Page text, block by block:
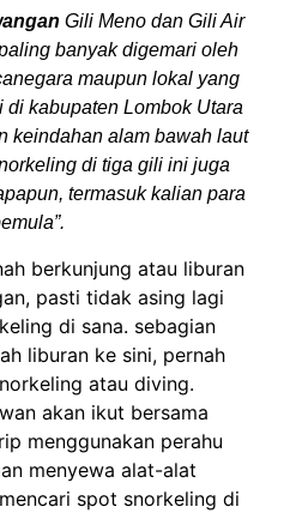
Gili Meno dan Gili Air
banyak digemari oleh
maupun lokal yang
kabupaten Lombok Utara
keindahan alam bawah laut
di tiga gili ini juga
termasuk kalian para
berkunjung atau liburan
pasti tidak asing lagi
di sana. sebagian
liburan ke sini, pernah
atau diving.
akan ikut bersama
menggunakan perahu
menyewa alat-alat
spot snorkeling di